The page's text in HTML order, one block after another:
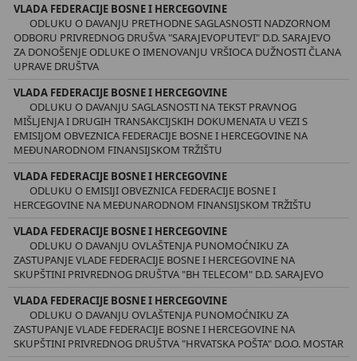
VLADA FEDERACIJE BOSNE I HERCEGOVINE
ODLUKU O DAVANJU PRETHODNE SAGLASNOSTI NADZORNOM
ODBORU PRIVREDNOG DRUŠVA "SARAJEVOPUTEVI" D.D. SARAJEVO
ZA DONOŠENJE ODLUKE O IMENOVANJU VRŠIOCA DUŽNOSTI ČLANA
UPRAVE DRUŠTVA
VLADA FEDERACIJE BOSNE I HERCEGOVINE
ODLUKU O DAVANJU SAGLASNOSTI NA TEKST PRAVNOG
MIŠLJENJA I DRUGIH TRANSAKCIJSKIH DOKUMENATA U VEZI S
EMISIJOM OBVEZNICA FEDERACIJE BOSNE I HERCEGOVINE NA
MEĐUNARODNOM FINANSIJSKOM TRŽIŠTU
VLADA FEDERACIJE BOSNE I HERCEGOVINE
ODLUKU O EMISIJI OBVEZNICA FEDERACIJE BOSNE I
HERCEGOVINE NA MEĐUNARODNOM FINANSIJSKOM TRŽIŠTU
VLADA FEDERACIJE BOSNE I HERCEGOVINE
ODLUKU O DAVANJU OVLAŠTENJA PUNOMOĆNIKU ZA
ZASTUPANJE VLADE FEDERACIJE BOSNE I HERCEGOVINE NA
SKUPŠTINI PRIVREDNOG DRUŠTVA "BH TELECOM" D.D. SARAJEVO
VLADA FEDERACIJE BOSNE I HERCEGOVINE
ODLUKU O DAVANJU OVLAŠTENJA PUNOMOĆNIKU ZA
ZASTUPANJE VLADE FEDERACIJE BOSNE I HERCEGOVINE NA
SKUPŠTINI PRIVREDNOG DRUŠTVA "HRVATSKA POŠTA" D.O.O. MOSTAR